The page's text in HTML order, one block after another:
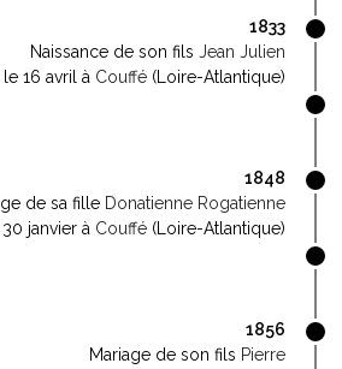
1833
Naissance de son fils Jean Julien
le 16 avril à Couffé (Loire-Atlantique)
1848
de sa fille Donatienne Rogatienne
30 janvier à Couffé (Loire-Atlantique)
1856
Mariage de son fils Pierre